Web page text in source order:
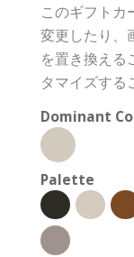
このギフトカ
変更したり、
を置き換える
タマイズする
Dominant
Palette